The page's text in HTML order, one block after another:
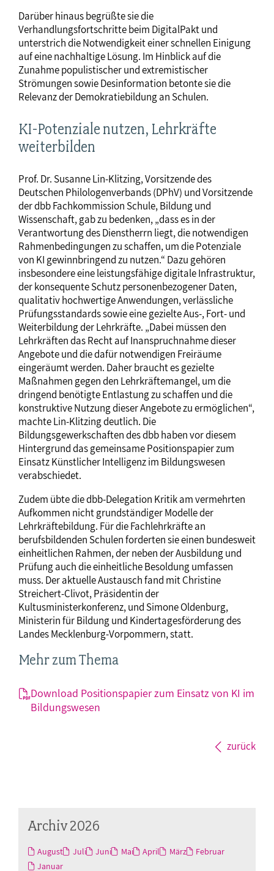
Darüber hinaus begrüßte sie die
Verhandlungsfortschritte beim DigitalPakt und
unterstrich die Notwendigkeit einer schnellen Einigung
auf eine nachhaltige Lösung. Im Hinblick auf die
Zunahme populistischer und extremistischer
Strömungen sowie Desinformation betonte sie die
Relevanz der Demokratiebildung an Schulen.
KI-Potenziale nutzen, Lehrkräfte
weiterbilden
Prof. Dr. Susanne Lin-Klitzing, Vorsitzende des
Deutschen Philologenverbands (DPhV) und Vorsitzende
der dbb Fachkommission Schule, Bildung und
Wissenschaft, gab zu bedenken, „dass es in der
Verantwortung des Dienstherrn liegt, die notwendigen
Rahmenbedingungen zu schaffen, um die Potenziale
von KI gewinnbringend zu nutzen.“ Dazu gehören
insbesondere eine leistungsfähige digitale Infrastruktur,
der konsequente Schutz personenbezogener Daten,
qualitativ hochwertige Anwendungen, verlässliche
Prüfungsstandards sowie eine gezielte Aus-, Fort- und
Weiterbildung der Lehrkräfte. „Dabei müssen den
Lehrkräften das Recht auf Inanspruchnahme dieser
Angebote und die dafür notwendigen Freiräume
eingeräumt werden. Daher braucht es gezielte
Maßnahmen gegen den Lehrkräftemangel, um die
dringend benötigte Entlastung zu schaffen und die
konstruktive Nutzung dieser Angebote zu ermöglichen“,
machte Lin-Klitzing deutlich. Die
Bildungsgewerkschaften des dbb haben vor diesem
Hintergrund das gemeinsame Positionspapier zum
Einsatz Künstlicher Intelligenz im Bildungswesen
verabschiedet.
Zudem übte die dbb-Delegation Kritik am vermehrten
Aufkommen nicht grundständiger Modelle der
Lehrkräftebildung. Für die Fachlehrkräfte an
berufsbildenden Schulen forderten sie einen bundesweit
einheitlichen Rahmen, der neben der Ausbildung und
Prüfung auch die einheitliche Besoldung umfassen
muss. Der aktuelle Austausch fand mit Christine
Streichert-Clivot, Präsidentin der
Kultusministerkonferenz, und Simone Oldenburg,
Ministerin für Bildung und Kindertagesförderung des
Landes Mecklenburg-Vorpommern, statt.
Mehr zum Thema
Download Positionspapier zum Einsatz von KI im
Bildungswesen
zurück
Archiv 2026
August Juli Juni Mai April März
Februar
Januar